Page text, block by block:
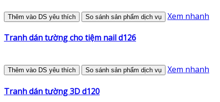
Thêm vào DS yêu thích So sánh sản phẩm dịch vụ Xem nhanh
Tranh dán tường cho tiệm nail d126
Thêm vào DS yêu thích So sánh sản phẩm dịch vụ Xem nhanh
Tranh dán tường 3D d120